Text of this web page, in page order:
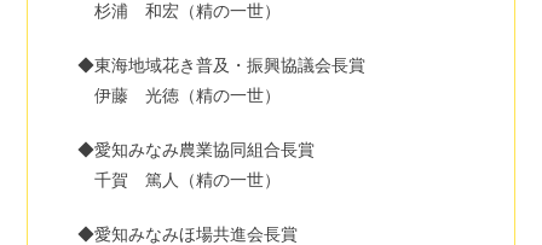
杉浦 和宏（精の一世）
◆東海地域花き普及・振興協議会長賞
伊藤 光徳（精の一世）
◆愛知みなみ農業協同組合長賞
千賀 篤人（精の一世）
◆愛知みなみほ場共進会長賞